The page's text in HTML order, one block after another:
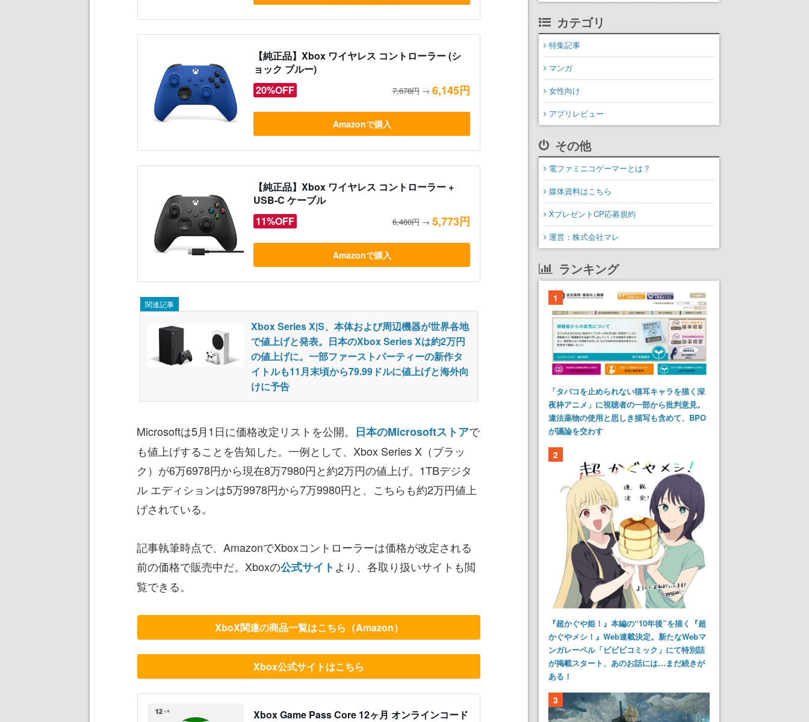
【純正品】Xbox ワイヤレス コントローラー (シ
ョック ブルー)
20%OFF
7,678円 → 6,145円
Amazonで購入
【純正品】Xbox ワイヤレス コントローラー +
USB-C ケーブル
11%OFF
6,480円 → 5,773円
Amazonで購入
関連記事
Xbox Series X|S、本体および周辺機器が世界各地
で値上げと発表。日本のXbox Series Xは約2万円
の値上げに。一部ファーストパーティーの新作タ
イトルも11月末頃から79.99ドルに値上げと海外向
けに予告
Microsoftは5月1日に価格改定リストを公開。 日本のMicrosoftストアで
も値上げすることを告知した。一例として、Xbox Series X（ブラッ
ク）が6万6978円から現在8万7980円と約2万円の値上げ。1TBデジタ
ル エディションは5万9978円から7万9980円と、こちらも約2万円値上
げされている。
記事執筆時点で、AmazonでXboxコントローラーは価格が改定される
前の価格で販売中だ。Xboxの公式サイトより、各取り扱いサイトも閲
覧できる。
XboX関連の商品一覧はこちら（Amazon）
Xbox公式サイトはこちら
Xbox Game Pass Core 12ヶ月 オンラインコード
カテゴリ
特集記事
マンガ
女性向け
アプリレビュー
その他
電ファミニコゲーマーとは？
媒体資料はこちら
XプレゼントCP応募規約
運営：株式会社マレ
ランキング
1
「タバコを止められない猫耳キャラを描く深
夜枠アニメ」に視聴者の一部から批判意見。
違法薬物の使用と思しき描写も含めて、BPO
が議論を交わす
2
『超かぐや姫！』本編の“10年後”を描く『超
かぐやメシ！』Web連載決定。新たなWebマ
ンガレーベル「ビビビコミック」にて特別話
が掲載スタート、あのお話には…まだ続きが
ある！
3